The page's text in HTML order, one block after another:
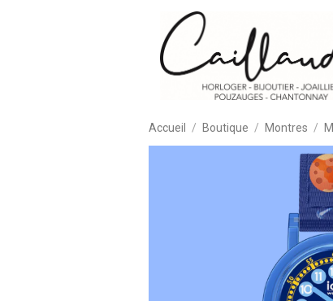
Accueil Boutique Montres